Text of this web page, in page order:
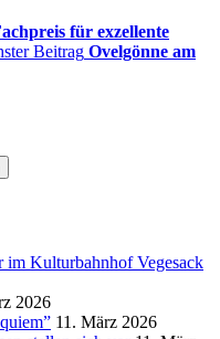
für exzellente
Beitrag Ovelgönne am
Kulturbahnhof Vegesack
2026
11. März 2026